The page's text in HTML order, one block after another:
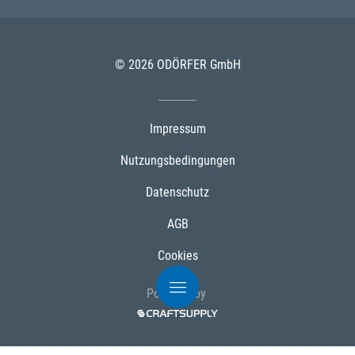
© 2026 ODÖRFER GmbH
Impressum
Nutzungsbedingungen
Datenschutz
AGB
Cookies
Powered by